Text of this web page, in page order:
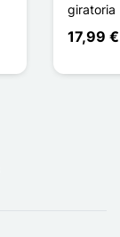
giratoria
17,99 €